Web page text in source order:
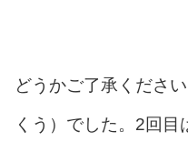
どうかご了承くださ
くう）でした。2回